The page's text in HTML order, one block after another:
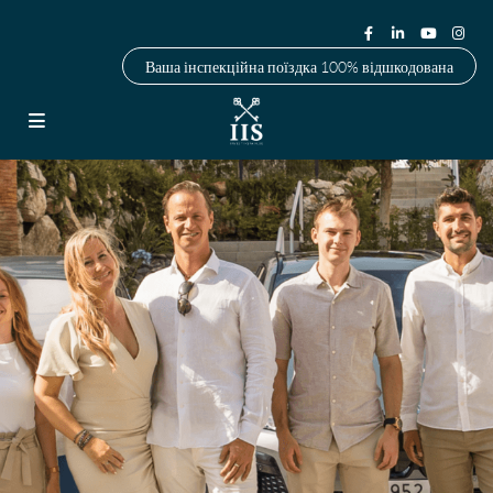
Ваша інспекційна поїздка 100% відшкодована